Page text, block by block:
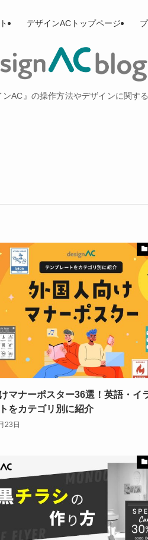
AC』の操作方法やデザインに関す
デザインACトップページ
マナーポスター36選！英語・イ
をカテゴリ別に紹介
23日